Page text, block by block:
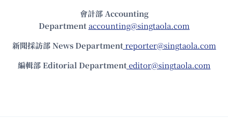
會計部 Accounting
Department accounting@singtaola.com
新聞採訪部 News Department reporter@singtaola.com
編輯部 Editorial Department editor@singtaola.com